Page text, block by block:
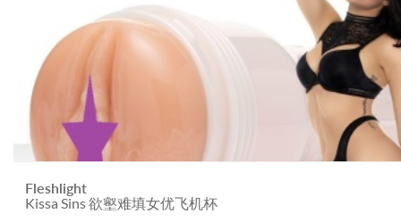
Fleshlight
Kissa Sins 欲壑难填女优飞机杯